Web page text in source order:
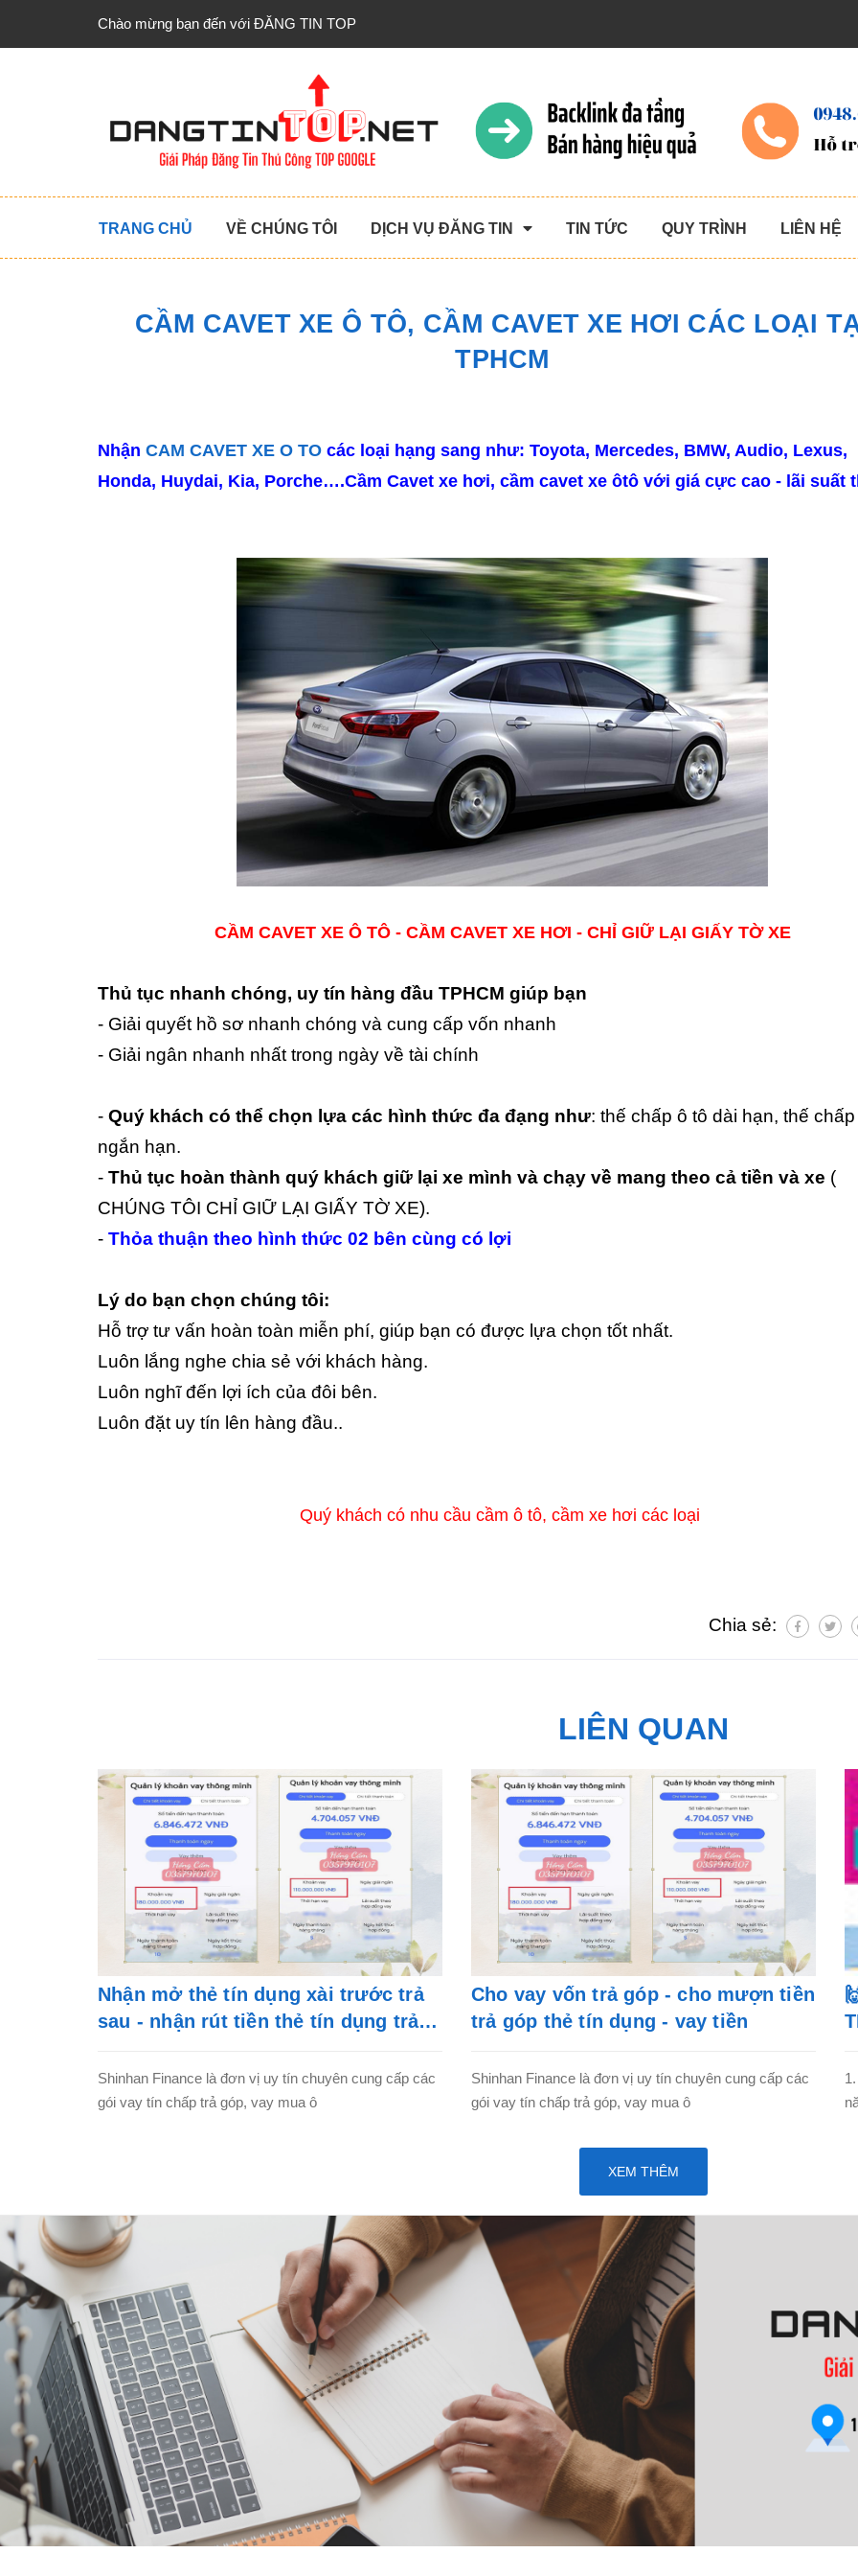
Chào mừng bạn đến với ĐĂNG TIN TOP
TRANG CHỦ VỀ CHÚNG TÔI DỊCH VỤ ĐĂNG TIN TIN TỨC QUY TRÌNH LIÊN HỆ
CẦM CAVET XE Ô TÔ, CẦM CAVET XE HƠI CÁC LOẠI
TPHCM
Nhận CAM CAVET XE O TO các loại hạng sang như: Toyota, Mercedes, BMW, Audio, Lexus,
Honda, Huydai, Kia, Porche….Cầm Cavet xe hơi, cầm cavet xe ôtô với giá cực cao - lãi suất
CẦM CAVET XE Ô TÔ - CẦM CAVET XE HƠI - CHỈ GIỮ LẠI GIẤY TỜ XE
Thủ tục nhanh chóng, uy tín hàng đầu TPHCM giúp bạn
- Giải quyết hồ sơ nhanh chóng và cung cấp vốn nhanh
- Giải ngân nhanh nhất trong ngày về tài chính
- Quý khách có thể chọn lựa các hình thức đa đạng như: thế chấp ô tô dài hạn, thế
ngắn hạn.
- Thủ tục hoàn thành quý khách giữ lại xe mình và chạy về mang theo cả tiền và xe (
CHÚNG TÔI CHỈ GIỮ LẠI GIẤY TỜ XE).
- Thỏa thuận theo hình thức 02 bên cùng có lợi
Lý do bạn chọn chúng tôi:
Hỗ trợ tư vấn hoàn toàn miễn phí, giúp bạn có được lựa chọn tốt nhất.
Luôn lắng nghe chia sẻ với khách hàng.
Luôn nghĩ đến lợi ích của đôi bên.
Luôn đặt uy tín lên hàng đầu..
Quý khách có nhu cầu cầm ô tô, cầm xe hơi các loại
Chia sẻ:
LIÊN QUAN
Nhận mở thẻ tín dụng xài trước trả
sau - nhận rút tiền thẻ tín dụng trả
Shinhan Finance là đơn vị uy tín chuyên cung cấp các
gói vay tín chấp trả góp, vay mua ô
Cho vay vốn trả góp - cho mượn tiền
trả góp thẻ tín dụng - vay tiền
Shinhan Finance là đơn vị uy tín chuyên cung cấp các
gói vay tín chấp trả góp, vay mua ô
XEM THÊM